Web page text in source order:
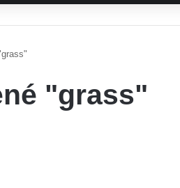
"grass"